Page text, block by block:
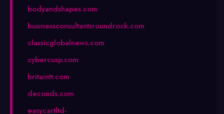
bodyandshapes.com
businessconsultantsroundrock.com
classicglobalnews.com
cybercusp.com
britaintt.com
deconds.com
easycartltd-